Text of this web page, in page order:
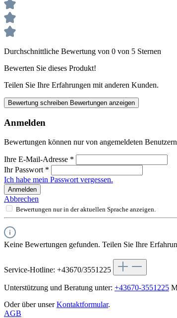
Durchschnittliche Bewertung von 0 von 5 Sternen
Bewerten Sie dieses Produkt!
Teilen Sie Ihre Erfahrungen mit anderen Kunden.
Bewertung schreiben Bewertungen anzeigen
Anmelden
Bewertungen können nur von angemeldeten
Ihre E-Mail-Adresse *
Ihr Passwort *
Ich habe mein Passwort vergessen.
Anmelden
Abbrechen
Bewertungen nur in der aktuellen Sprache anzeigen.
Keine Bewertungen gefunden. Teilen Sie Ihre
Service-Hotline: +43670/3551225
Unterstützung und Beratung unter: +43670-3551225
Oder über unserKontaktformular.
AGB